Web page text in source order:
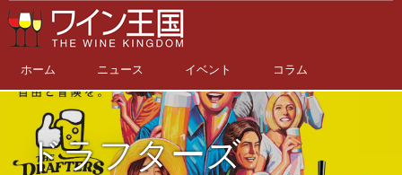
ホーム ニュース イベント コラム
ドラフターズ